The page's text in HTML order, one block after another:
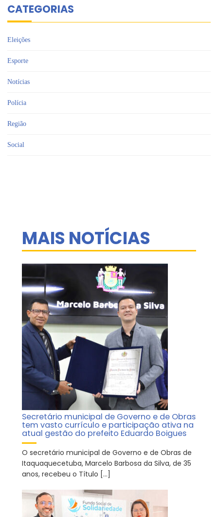
CATEGORIAS
Eleições
Esporte
Notícias
Polícia
Região
Social
MAIS NOTÍCIAS
Secretário municipal de Governo e de Obras
tem vasto currículo e participação ativa na
atual gestão do prefeito Eduardo Boigues
O secretário municipal de Governo e de Obras de
Itaquaquecetuba, Marcelo Barbosa da Silva, de 35
anos, recebeu o Título […]